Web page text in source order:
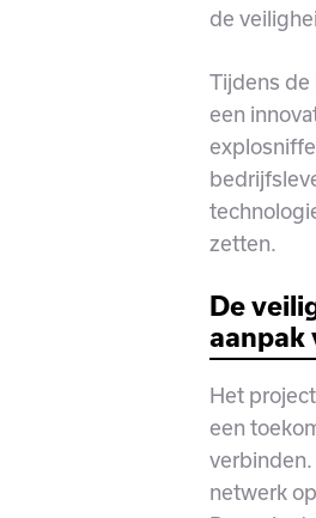
de
Tijdens de
een
zetten.
De
aanpak
Het
een
verbinden.
netwerk